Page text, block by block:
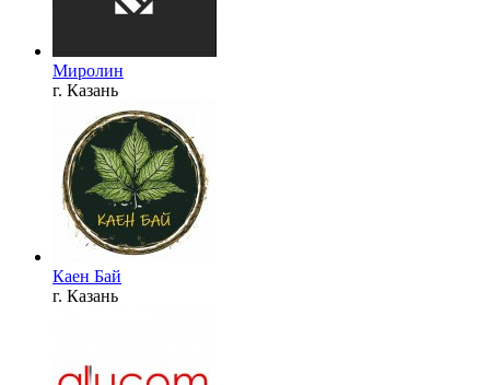
Миролин
г. Казань
Каен Бай
г. Казань